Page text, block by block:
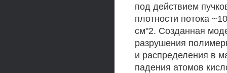
под действием
плотности потока
см"2. Созданная
разрушения
и распределения в
падения атомов